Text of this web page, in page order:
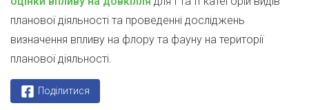
планової діяльності та проведенні досліджень
визначення впливу на флору та фауну на території
планової діяльності.
Поділитися